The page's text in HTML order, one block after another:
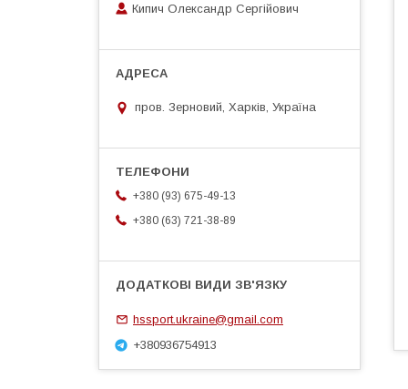
Кипич Олександр Сергійович
пров. Зерновий, Харків, Україна
+380 (93) 675-49-13
+380 (63) 721-38-89
hssport.ukraine@gmail.com
+380936754913